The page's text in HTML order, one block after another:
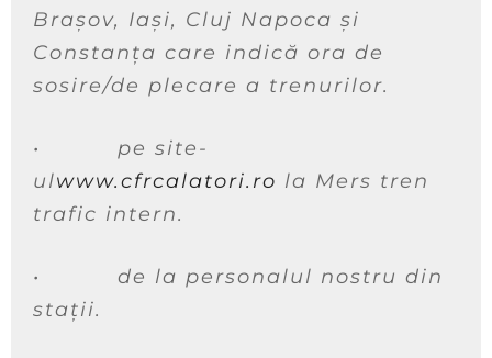
Brașov, Iași, Cluj Napoca și
Constanța care indică ora de
sosire/de plecare a trenurilor.
• pe site-
ulwww.cfrcalatori.ro la Mers tren
trafic intern.
• de la personalul nostru din
staţii.